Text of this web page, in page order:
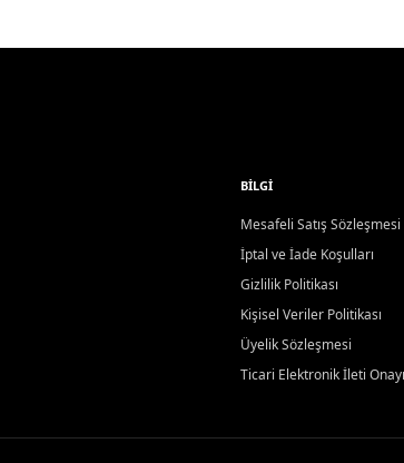
BILGI
Mesafeli Satış Sözleşmesi
İptal ve İade Koşulları
Gizlilik Politikası
Kişisel Veriler Politikası
Üyelik Sözleşmesi
Ticari Elektronik İleti Onayı